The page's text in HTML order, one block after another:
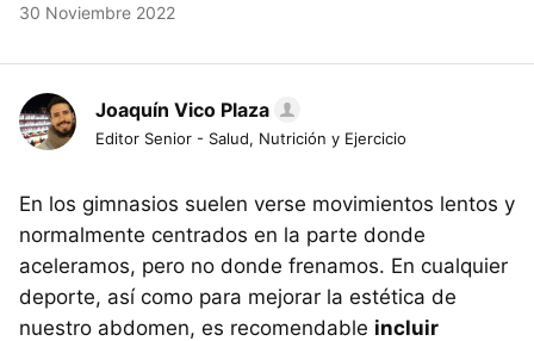
30 Noviembre 2022
Joaquín Vico Plaza
Editor Senior - Salud, Nutrición y Ejercicio
En los gimnasios suelen verse movimientos lentos y
normalmente centrados en la parte donde
aceleramos, pero no donde frenamos. En cualquier
deporte, así como para mejorar la estética de
nuestro abdomen, es recomendable incluir